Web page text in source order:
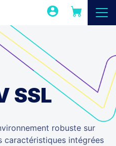
SSL
robuste sur
intégrées